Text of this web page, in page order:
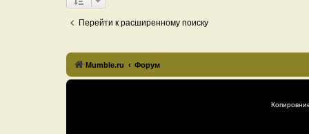
Перейти к расширенному поиску
Mumble.ru Форум